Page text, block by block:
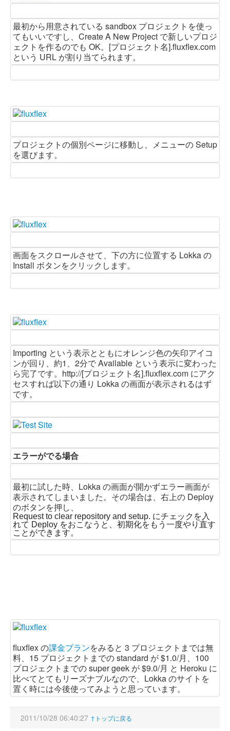
最初から用意されている sandbox プロジェクトを使っ
てもいいですし、Create A New Project で新しいプロジ
ェクトを作るのでも OK。[プロジェクト名].fluxflex.com
という URL が割り当てられます。
プロジェクトの個別ページに移動し、メニューの Setup
を選びます。
画面をスクロールさせて、下の方に位置する Lokka の
Install ボタンをクリックします。
Importing という表示とともにオレンジ色の矢印アイコ
ンが回り、約1、2分で Available という表示に変わった
ら完了です。http://[プロジェクト名].fluxflex.com にアク
セスすれば以下の通り Lokka の画面が表示されるはず
です。
エラーがでる場合
最初に試した時、Lokka の画面が開かずエラー画面が
表示されてしまいました。その場合は、右上の Deploy
のボタンを押し、
Request to clear repository and setup. にチェックを入
れて Deploy をおこなうと、初期化をもう一度やり直す
ことができます。
fluxflex の課金プランをみると 3 プロジェクトまでは無
料、15 プロジェクトまでの standard が $1.0/月、100
プロジェクトまでの super geek が $9.0/月 と Heroku に
比べてとてもリーズナブルなので、Lokka のサイトを
置く時には今後使ってみようと思っています。
2011/10/28 06:40:27 ↑トップに戻る